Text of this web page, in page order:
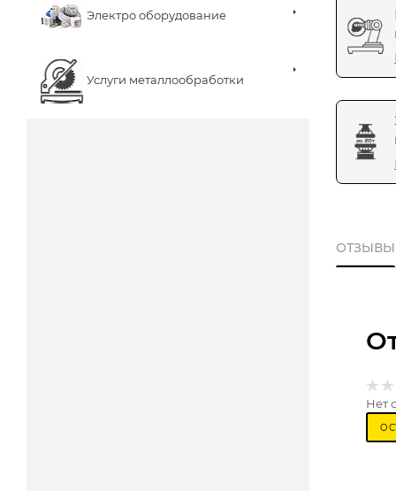
Электро оборудование
Услуги металлообработки
ОТЗЫВЫ
Нет